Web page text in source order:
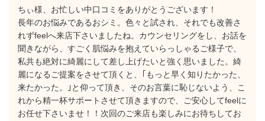
ちぃ様、お忙しい中口コミをありがとうございます！
長年のお悩みであるおシミ。色々と試され、それでも改善さ
れずfeelへ来店下さいましたね。カウンセリングをし、お話を
聞きながら、すごく肌悩みを抱えていらっしゃるご様子で、
私共も絶対に綺麗にして差し上げたいと強く思いました。綺
麗になるご提案をさせて頂くと、｢もっと早く知りたかった、
来たかった。｣と仰って頂き、そのお言葉に恥じないよう、こ
れから精一杯サポートさせて頂きますので、ご安心してfeelに
お任せ下さいませ！！次回のご来店も楽しみにお待ちしてお